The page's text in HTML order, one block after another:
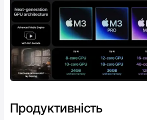
Продуктивність